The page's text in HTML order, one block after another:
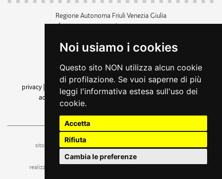
Noi usiamo i cookies
Questo sito NON utilizza alcun cookie
di profilazione. Se vuoi saperne di più
leggi l'informativa estesa sull'uso dei
cookie.
Accetta
Rifiuta
Cambia le preferenze
Regione Autonoma Friuli Venezia Giulia
c.f. 80014930327; p.iva 00526040324
+39 040 3771111
amministrazione trasparente
privacy
cookie |note legali accessibilità
dichiarazione di
accessibilità| feedback
cambio preferenze cookie
sito a cura dell'ufficio stampa e comunicazione
realizzazione